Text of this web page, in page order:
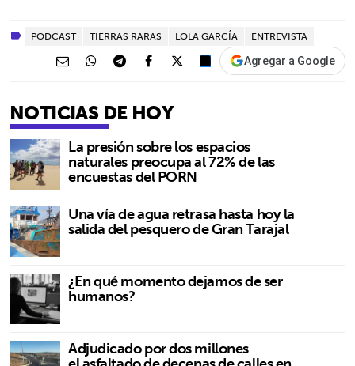
PODCAST TIERRAS RARAS LOLA GARCÍA ENTREVISTA
Agregar a Google
NOTICIAS DE HOY
La presión sobre los espacios
naturales preocupa al 72% de las
encuestas del PORN
Una vía de agua retrasa hasta hoy la
salida del pesquero de Gran Tarajal
¿En qué momento dejamos de ser
humanos?
Adjudicado por dos millones